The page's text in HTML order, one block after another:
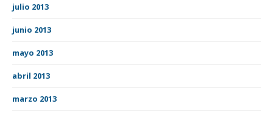
julio 2013
junio 2013
mayo 2013
abril 2013
marzo 2013